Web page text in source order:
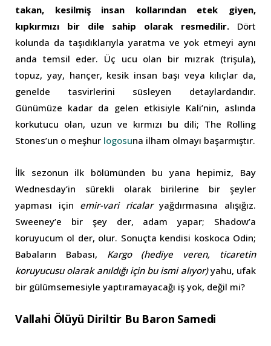
takan, kesilmiş insan kollarından etek giyen,
kıpkırmızı bir dile sahip olarak resmedilir. Dört
kolunda da taşıdıklarıyla yaratma ve yok etmeyi aynı
anda temsil eder. Üç ucu olan bir mızrak (trişula),
topuz, yay, hançer, kesik insan başı veya kılıçlar da,
genelde tasvirlerini süsleyen detaylardandır.
Günümüze kadar da gelen etkisiyle Kali’nin, aslında
korkutucu olan, uzun ve kırmızı bu dili; The Rolling
Stones’un o meşhur logosuna ilham olmayı başarmıştır.
İlk sezonun ilk bölümünden bu yana hepimiz, Bay
Wednesday’in sürekli olarak birilerine bir şeyler
yapması için emir-vari ricalaryağdırmasına alışığız.
Sweeney’e bir şey der, adam yapar; Shadow’a
koruyucum ol der, olur. Sonuçta kendisi koskoca Odin;
Babaların Babası, Kargo (hediye veren, ticaretin
koruyucusu olarak anıldığı için bu ismi alıyor)yahu, ufak
bir gülümsemesiyle yaptıramayacağı iş yok, değil mi?
Vallahi Ölüyü Diriltir Bu Baron Samedi